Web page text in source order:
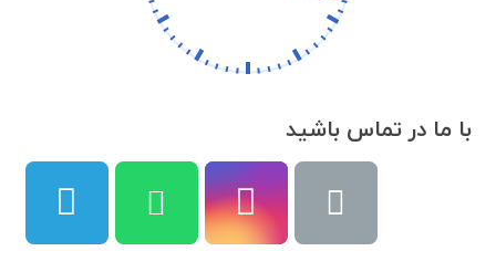
با ما در تماس باشید